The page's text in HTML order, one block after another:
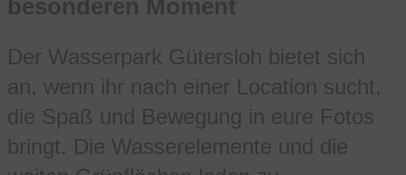
besonderen Moment
Der Wasserpark Gütersloh bietet sich
an, wenn ihr nach einer Location sucht,
die Spaß und Bewegung in eure Fotos
bringt. Die Wasserelemente und die